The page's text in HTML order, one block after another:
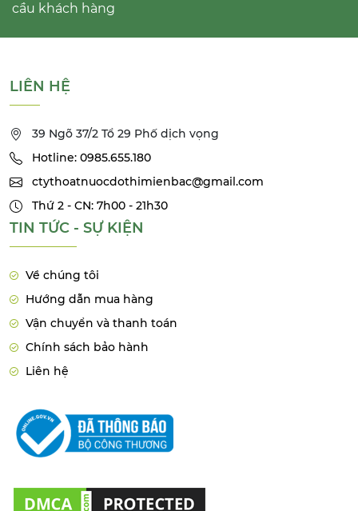
cầu khách hàng
LIÊN HỆ
39 Ngõ 37/2 Tổ 29 Phố dịch vọng
Hotline: 0985.655.180
ctythoatnuocdothimienbac@gmail.com
Thứ 2 - CN: 7h00 - 21h30
TIN TỨC - SỰ KIỆN
Về chúng tôi
Hướng dẫn mua hàng
Vận chuyển và thanh toán
Chính sách bảo hành
Liên hệ